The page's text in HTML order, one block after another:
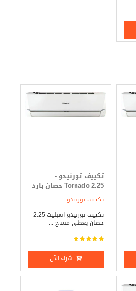
تكييف تورنيدو -
Tornado 2.25 حصان بارد
فقط
تكييف تورنيدو
تكييف تورنيدو اسبليت 2.25
حصان يغطى مساح ...
شراء الآن